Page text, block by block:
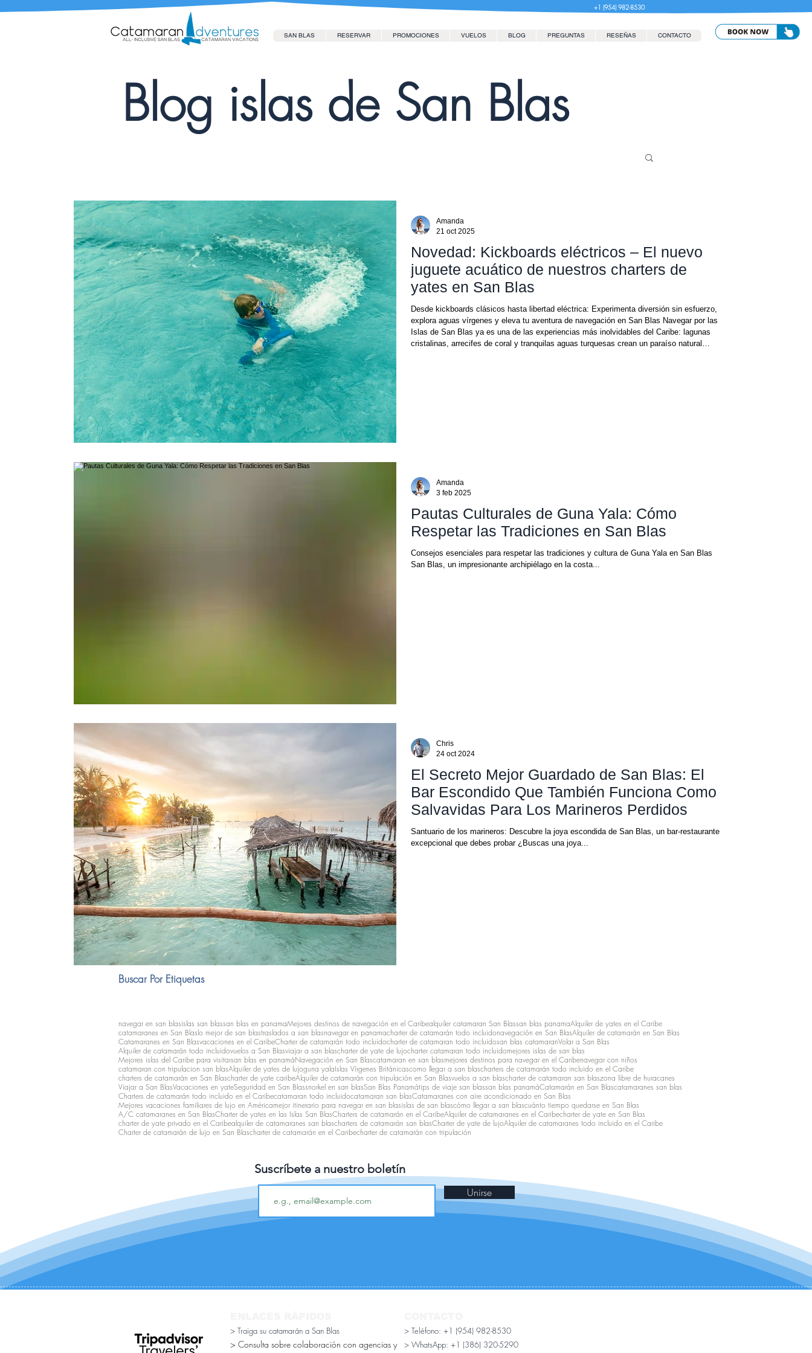
+1 (954) 982-8530
SAN BLAS RESERVAR PROMOCIONES VUELOS BLOG PREGUNTAS RESEÑAS CONTACTO
Blog islas de San Blas
Novedad: Kickboards eléctricos – El nuevo
juguete acuático de nuestros charters de
yates en San Blas
Desde kickboards clásicos hasta libertad eléctrica: Experimenta diversión sin esfuerzo,
explora aguas vírgenes y eleva tu aventura de navegación en San Blas Navegar por las
Islas de San Blas ya es una de las experiencias más inolvidables del Caribe: lagunas
cristalinas, arrecifes de coral y tranquilas aguas turquesas crean un paraíso natural
Amanda
21 oct 2025
Pautas Culturales de Guna Yala: Cómo
Respetar las Tradiciones en San Blas
Consejos esenciales para respetar las tradiciones y cultura de Guna Yala en San Blas
San Blas, un impresionante archipiélago en la costa...
Amanda
3 feb 2025
El Secreto Mejor Guardado de San Blas: El
Bar Escondido Que También Funciona Como
Salvavidas Para Los Marineros Perdidos
Santuario de los marineros: Descubre la joya escondida de San Blas, un bar-restaurante
excepcional que debes probar ¿Buscas una joya...
Chris
24 oct 2024
Buscar Por Etiquetas
navegar en san blasislas san blassan blas en panamaMejores destinos de navegación en el Caribealquiler catamaran San Blassan blas panamaAlquiler de yates en el Caribe
catamaranes en San Blaslo mejor de san blastraslados a san blasnavegar en panamacharter de catamarán todo incluidonavegación en San BlasAlquiler de catamarán en San Blas
Catamaranes en San Blasvacaciones en el CaribeCharter de catamarán todo incluidocharter de catamaran todo incluidosan blas catamaranVolar a San Blas
Alquiler de catamarán todo incluidovuelos a San Blasviajar a san blascharter de yate de lujocharter catamaran todo incluidomejores islas de san blas
Mejores islas del Caribe para visitarsan blas en panamáNavegación en San Blascatamaran en san blasmejores destinos para navegar en el Caribenavegar con niños
catamaran con tripulacion san blasAlquiler de yates de lujoguna yalaIslas Vírgenes Británicascomo llegar a san blascharters de catamarán todo incluido en el Caribe
charters de catamarán en San Blascharter de yate caribeAlquiler de catamarán con tripulación en San Blasvuelos a san blascharter de catamaran san blaszona libre de huracanes
Viajar a San BlasVacaciones en yateSeguridad en San Blassnorkel en san blasSan Blas Panamátips de viaje san blassan blas panamáCatamarán en San Blascatamaranes san blas
Charters de catamarán todo incluido en el Caribecatamaran todo incluidocatamaran san blasCatamaranes con aire acondicionado en San Blas
Mejores vacaciones familiares de lujo en Américamejor itinerario para navegar en san blasislas de san blascómo llegar a san blascuánto tiempo quedarse en San Blas
A/C catamaranes en San BlasCharter de yates en las Islas San BlasCharters de catamarán en el CaribeAlquiler de catamaranes en el Caribecharter de yate en San Blas
charter de yate privado en el Caribealquiler de catamaranes san blascharters de catamarán san blasCharter de yate de lujoAlquiler de catamaranes todo incluido en el Caribe
Charter de catamarán de lujo en San Blascharter de catamarán en el Caribecharter de catamarán con tripulación
Suscríbete a nuestro boletín
Unirse
> Traiga su catamarán a San Blas
> Consulta sobre colaboración con agencias y
> Teléfono: +1 (954) 982-8530
> WhatsApp: +1 (386) 320-5290